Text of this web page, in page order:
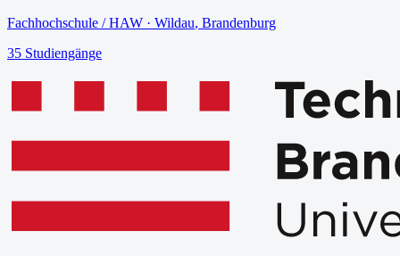
Fachhochschule / HAW · Wildau, Brandenburg
35 Studiengänge